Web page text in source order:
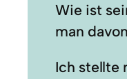
Wie ist
man
Ich stellte